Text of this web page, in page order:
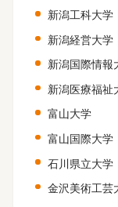
新潟工科大学
新潟経営大学
新潟国際情報
新潟医療福祉
富山大学
富山国際大学
石川県立大学
金沢美術工芸